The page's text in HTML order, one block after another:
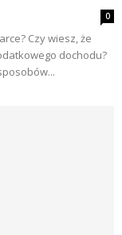
0
Czy wiesz, że
dochodu?